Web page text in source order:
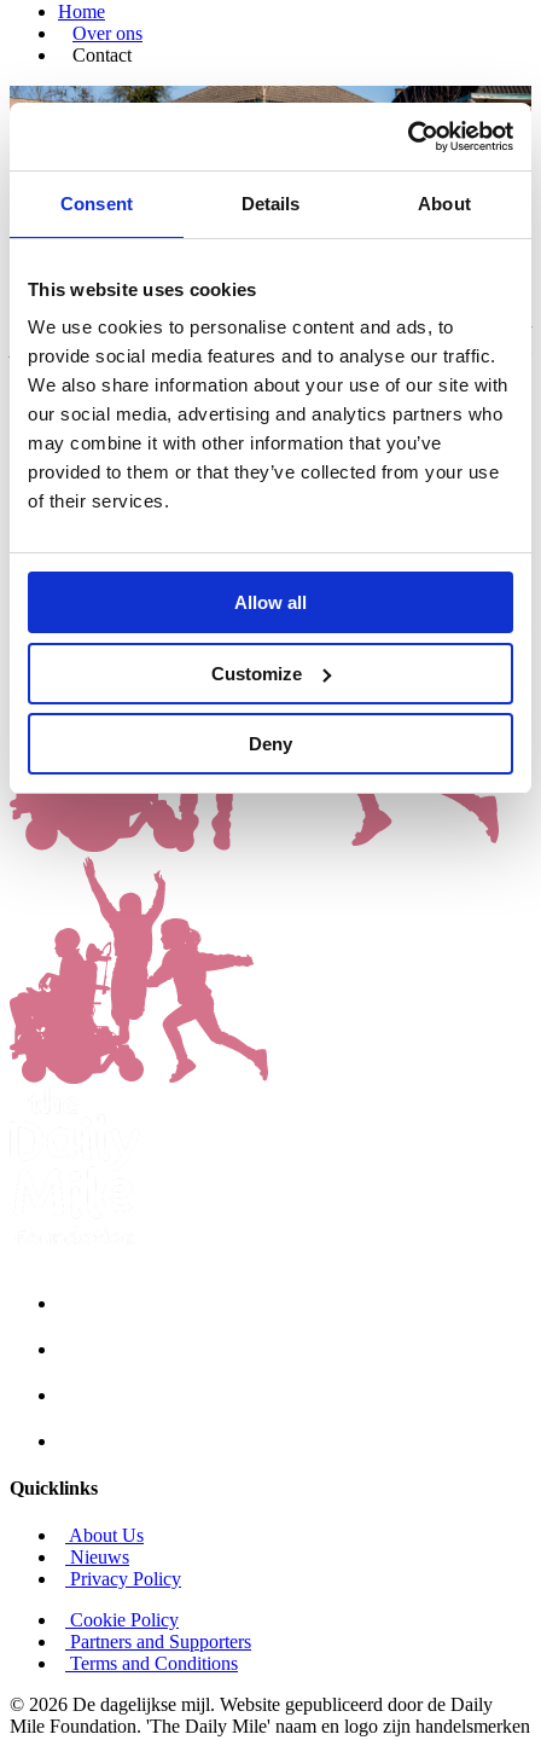
Consent Details About
This website uses cookies
We use cookies to personalise content and ads, to
provide social media features and to analyse our traffic.
We also share information about your use of our site with
our social media, advertising and analytics partners who
may combine it with other information that you’ve
provided to them or that they’ve collected from your use
of their services.
Allow all
Customize
Deny
Home
Over ons
Contact
Neem contact met ons op
Je antwoord is mogelijk te vinden op onze“aan de slag” pagina
je vindt hier nuttige informatie over The Daily Mile en hoe het
werkt.
Heb je nog steeds vragen? We horen graag van je!
Mail ons op:thedailymile@atletiekunie.nl
Translate this page
Quicklinks
About Us
Nieuws
Privacy Policy
Cookie Policy
Partners and Supporters
Terms and Conditions
© 2026 De dagelijkse mijl. Website gepubliceerd door de Daily
Mile Foundation. 'The Daily Mile' naam en logo zijn handelsmerken